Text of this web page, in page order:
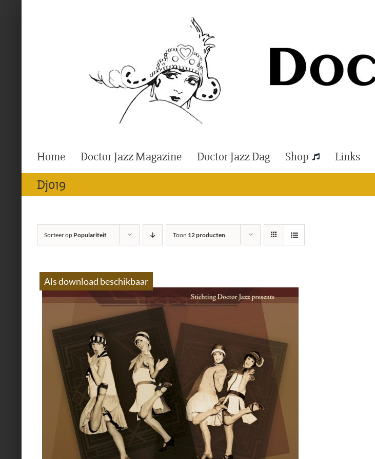
Home Doctor Jazz Magazine Doctor Jazz Dag Shop Links
Dj019
Sorteer op Populariteit Toon 12 producten
Als download beschikbaar